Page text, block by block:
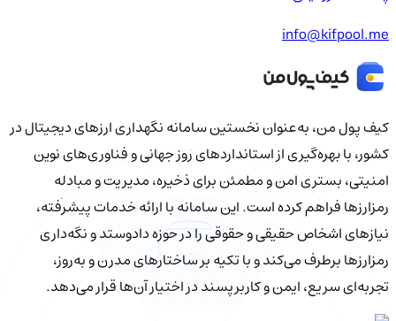
info@kifpool.me
کیف‌ پول من، به‌عنوان نخستین سامانه نگهداری ارزهای دیجیتال در
کشور، با بهره‌گیری از استانداردهای روز جهانی و فناوری‌های نوین
امنیتی، بستری امن و مطمئن برای ذخیره، مدیریت و مبادله
رمزارزها فراهم کرده است. این سامانه با ارائه خدمات پیشرفته،
نیازهای اشخاص حقیقی و حقوقی را در حوزه دادوستد و نگه‌داری
رمزارزها برطرف می‌کند و با تکیه بر ساختارهای مدرن و به‌روز،
تجربه‌ای سریع، ایمن و کاربرپسند در اختیار آن‌ها قرار می‌دهد.